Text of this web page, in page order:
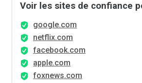
Voir les sites de confiance
google.com
netflix.com
facebook.com
apple.com
foxnews.com